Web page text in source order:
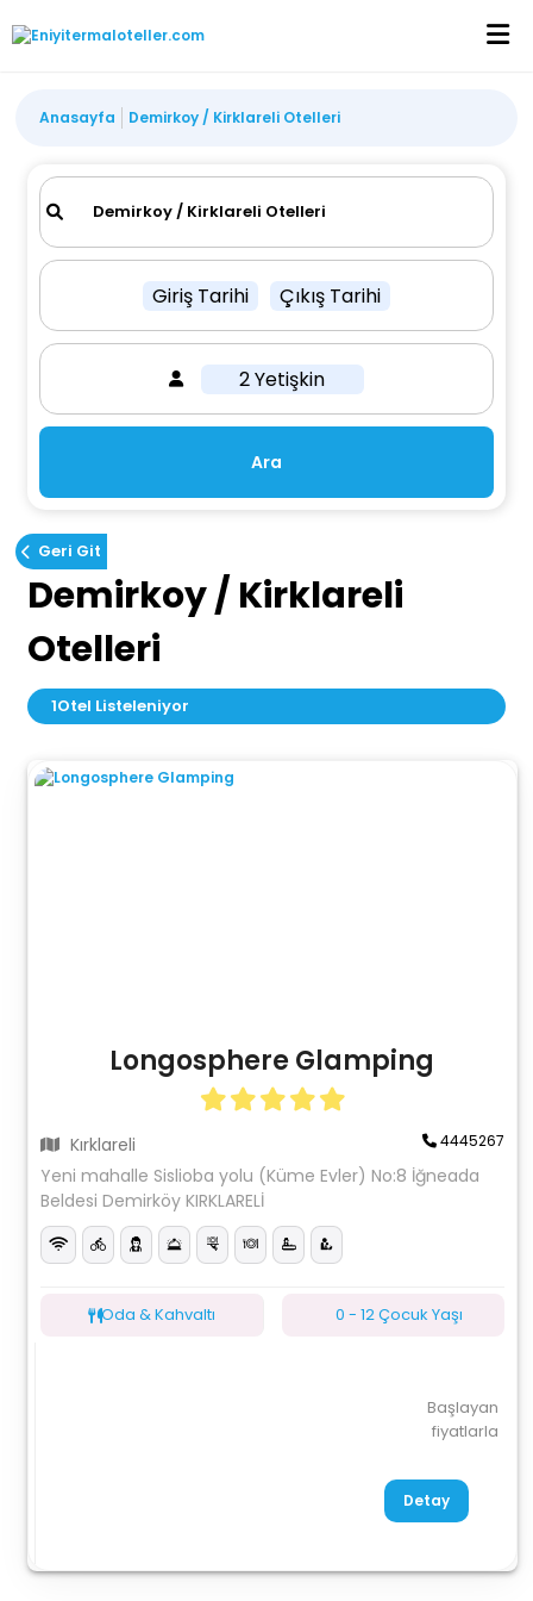
Anasayfa Demirkoy / Kirklareli Otelleri
Giriş Tarihi Çıkış Tarihi
2 Yetişkin
Ara
Geri Git
Demirkoy / Kirklareli
Otelleri
1Otel Listeleniyor
Longosphere Glamping
Kırklareli 4445267
Yeni mahalle Sislioba yolu (Küme Evler) No:8 İğneada
Beldesi Demirköy KIRKLARELİ
Oda & Kahvaltı 0 - 12 Çocuk Yaşı
Başlayan
fiyatlarla
Detay